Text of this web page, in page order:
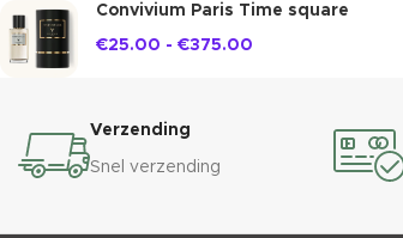
Convivium Paris Time square
€25.00 - €375.00
Verzending
Snel verzending